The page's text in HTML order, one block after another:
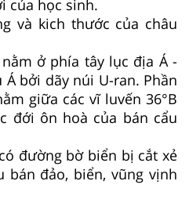
của học sinh.
và kich thước của châu
ở phía tây lục địa Á -
Á bởi dãy núi U-ran. Phần
giữa các vĩ luvến 36°B
đới ôn hoà của bán cẩu
đường bờ biển bị cắt xẻ
bán đảo, biển, vũng vịnh